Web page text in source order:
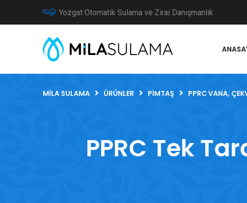
Yozgat Otomatik Sulama ve Zirai Danışmanlık
MILA SULAMA ÜRÜNLER PIMTAŞ PPRC VANA,
PPRC Tek